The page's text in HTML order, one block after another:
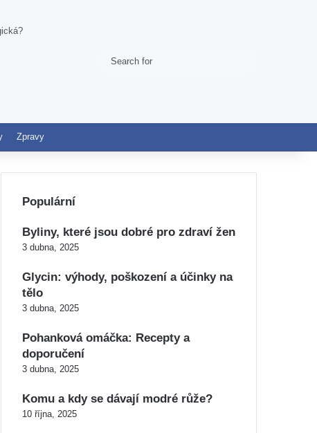
Switch skin
Zpravy
Populární
Byliny, které jsou dobré pro zdraví žen
3 dubna, 2025
Glycin: výhody, poškození a účinky na
tělo
3 dubna, 2025
Pohanková omáčka: Recepty a
doporučení
3 dubna, 2025
Komu a kdy se dávají modré růže?
10 října, 2025